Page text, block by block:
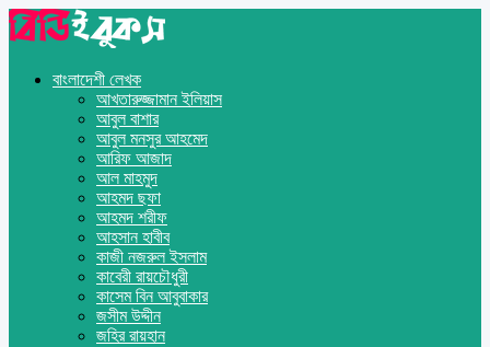
বাংলাদেশী লেখক
আখতারুজ্জামান ইলিয়াস
আবুল বাশার
আবুল মনসুর আহমেদ
আরিফ আজাদ
আল মাহমুদ
আহমদ ছফা
আহমদ শরীফ
আহসান হাবীব
কাজী নজরুল ইসলাম
কাবেরী রায়চৌধুরী
কাসেম বিন আবুবাকার
জসীম উদ্দীন
জহির রায়হান